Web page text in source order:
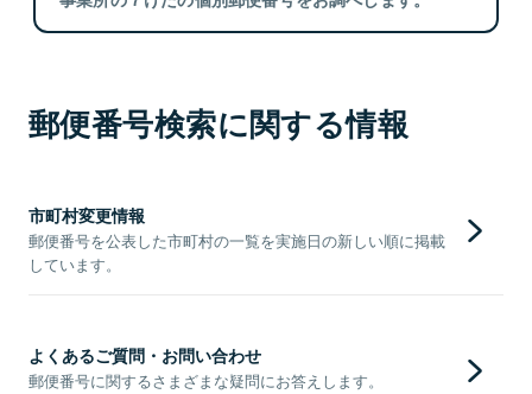
郵便番号検索に関する情報
市町村変更情報
郵便番号を公表した市町村の一覧を実施日の新しい順に掲載
しています。
よくあるご質問・お問い合わせ
郵便番号に関するさまざまな疑問にお答えします。